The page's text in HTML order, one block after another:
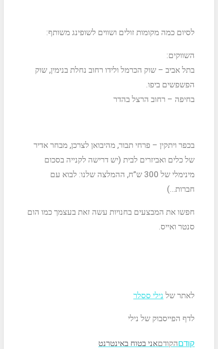
לסיום כמה מקומות זולים ושווים לשופינג משותף:
השווקים:
בתל אביב – שוק הכרמל ולידו רחוב נחלת בנימין, שוק
הפשפשים ביפו.
בחיפה – רחוב הרצל בהדר
בכפר ויתקין – פרחי תבור, מהיבואן לצרכן, מבחר אדיר
של כלים ואביזרים לבית (יש דרישה לקנייה בסכום
מינימלי של 300 ש”ח, ההמלצה שלנו: לבוא עם
חברות…)
חפשו את המבצעים בחנויות עשה זאת בעצמך כמו הום
סנטר ואייס.
לאתר של נילי ססלר
לדף הפייסבוק של נילי
קודםהקודםאני בטוח באינטרנט